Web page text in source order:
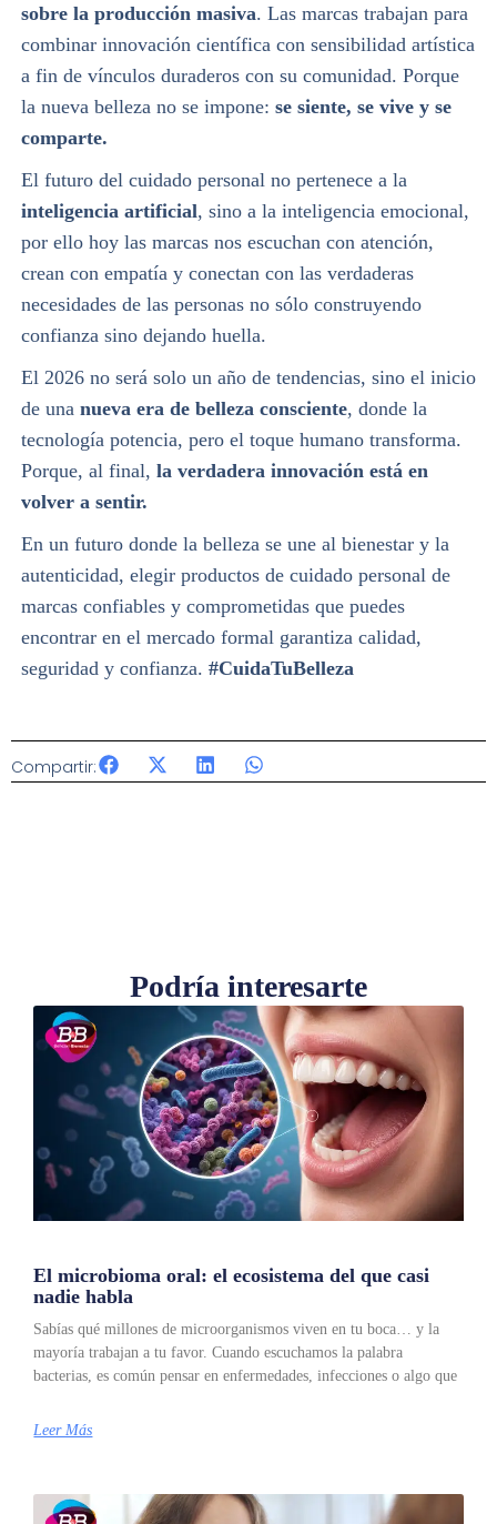
sobre la producción masiva. Las marcas trabajan para
combinar innovación científica con sensibilidad artística
a fin de vínculos duraderos con su comunidad. Porque
la nueva belleza no se impone: se siente, se vive y se
comparte.
El futuro del cuidado personal no pertenece a la
inteligencia artificial, sino a la inteligencia emocional,
por ello hoy las marcas nos escuchan con atención,
crean con empatía y conectan con las verdaderas
necesidades de las personas no sólo construyendo
confianza sino dejando huella.
El 2026 no será solo un año de tendencias, sino el inicio
de una nueva era de belleza consciente, donde la
tecnología potencia, pero el toque humano transforma.
Porque, al final, la verdadera innovación está en
volver a sentir.
En un futuro donde la belleza se une al bienestar y la
autenticidad, elegir productos de cuidado personal de
marcas confiables y comprometidas que puedes
encontrar en el mercado formal garantiza calidad,
seguridad y confianza. #CuidaTuBelleza
Compartir:
Podría interesarte
El microbioma oral: el ecosistema del que casi
nadie habla
Sabías qué millones de microorganismos viven en tu boca… y la
mayoría trabajan a tu favor. Cuando escuchamos la palabra
bacterias, es común pensar en enfermedades, infecciones o algo que
Leer Más